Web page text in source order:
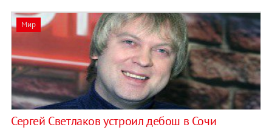
Мир
Сергей Светлаков устроил дебош в Сочи